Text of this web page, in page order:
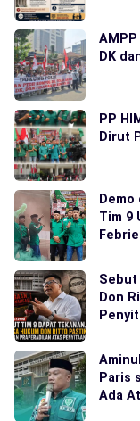
DK
PP
Dirut
Demo
Tim 9
Sebut
Don
Paris
Ada